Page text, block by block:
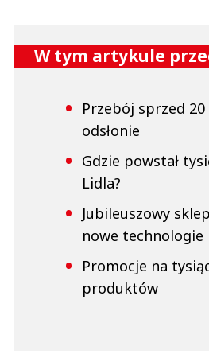
Prześlij
W tym artykule
Przebój sprzed
odsłonie
Gdzie powstał
Lidla?
Jubileuszowy
nowe technologie
Promocje na
produktów